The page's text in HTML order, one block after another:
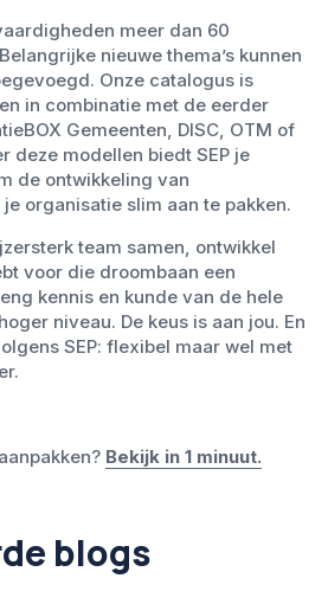
meer dan 60
nieuwe thema’s kunnen
Onze catalogus is
in combinatie met de eerder
Gemeenten, DISC, OTM of
deze modellen biedt SEP je
de ontwikkeling van
organisatie slim aan te pakken.
team samen, ontwikkel
voor die droombaan een
kennis en kunde van de hele
niveau. De keus is aan jou. En
SEP: flexibel maar wel met
Bekijk in 1 minuut.
blogs